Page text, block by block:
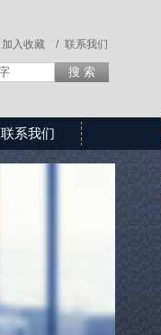
联系我们
加入收藏 /
联系我们